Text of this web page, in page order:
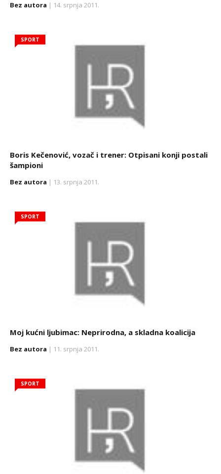
Bez autora | 14. srpnja 2011.
SPORT
Boris Kečenović, vozač i trener: Otpisani konji postali
šampioni
Bez autora | 13. srpnja 2011.
SPORT
Moj kućni ljubimac: Neprirodna, a skladna koalicija
Bez autora | 11. srpnja 2011.
SPORT